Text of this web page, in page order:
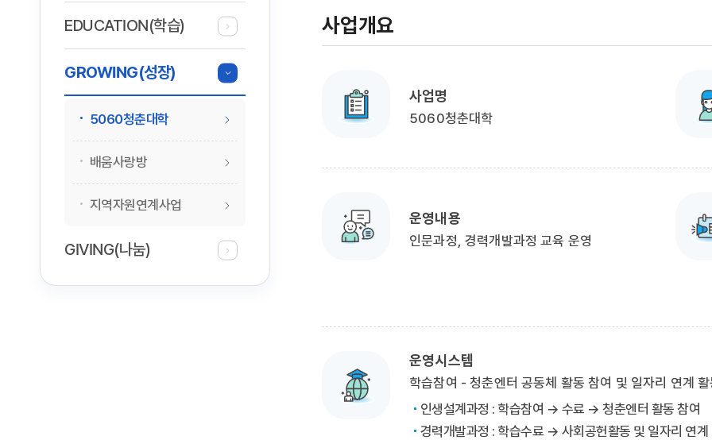
EDUCATION(학습)
GROWING(성장)
5060청춘대학
배움사랑방
지역자원연계사업
GIVING(나눔)
사업개요
사업명
5060청춘대학
운영내용
인문과정, 경력개발과정 교육 운영
운영시스템
학습참여 - 청춘엔터 공동체 활동 참여 및 일자리 연계
인생설계과정 : 학습참여 → 수료 → 청춘엔터 활동 참여
경력개발과정 : 학습수료 → 사회공헌활동 및 일자리 연